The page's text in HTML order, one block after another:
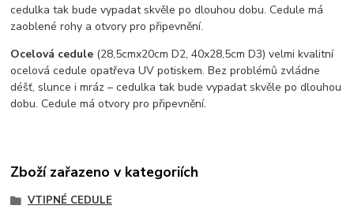
cedulka tak bude vypadat skvěle po dlouhou dobu. Cedule má
zaoblené rohy a otvory pro připevnění.
Ocelová cedule (28,5cmx20cm D2, 40x28,5cm D3) velmi kvalitní
ocelová cedule opatřeva UV potiskem. Bez problémů zvládne
déšť, slunce i mráz – cedulka tak bude vypadat skvěle po dlouhou
dobu. Cedule má otvory pro připevnění.
Zboží zařazeno v kategoriích
VTIPNÉ CEDULE